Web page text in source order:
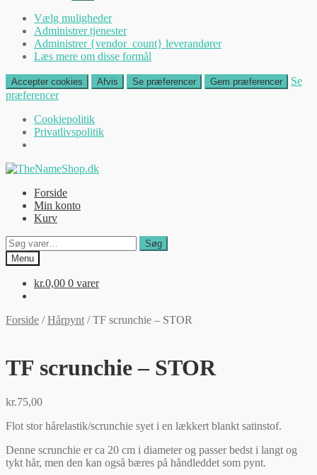
Vælg muligheder
Administrer tjenester
Administrer {vendor_count} leverandører
Læs mere om disse formål
Accepter cookies Afvis Se præferencer Gem præferencer
Se
præferencer
Cookiepolitik
Privatlivspolitik
Spring
navigation
Spring
indholdForside
Min konto
Kurv
Søg
efter:
Søg
Menu
kr.0,00 0 varer
Forside /Hårpynt /TF scrunchie – STOR
TF scrunchie – STOR
kr.75,00
Flot stor hårelastik/scrunchie syet i en lækkert blankt satinstof.
Denne scrunchie er ca 20 cm i diameter og passer bedst i langt og
tykt hår, men den kan også bæres på håndleddet som pynt.